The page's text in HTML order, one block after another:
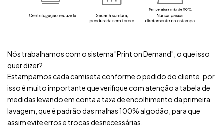
Nós trabalhamos com o sistema "Print on Demand", o que isso
quer dizer?
Estampamos cada camiseta conforme o pedido do cliente, por
isso é muito importante que verifique com atenção a tabela de
medidas levando em conta a taxa de encolhimento da primeira
lavagem, que é padrão das malhas 100% algodão, para que
assim evite erros e trocas desnecessárias.